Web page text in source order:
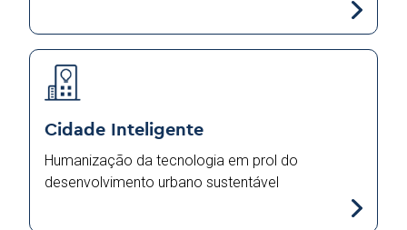
Cidade Inteligente
Humanização da tecnologia em prol do
desenvolvimento urbano sustentável